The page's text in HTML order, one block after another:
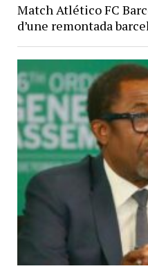
Match Atlético FC
d’une remontada